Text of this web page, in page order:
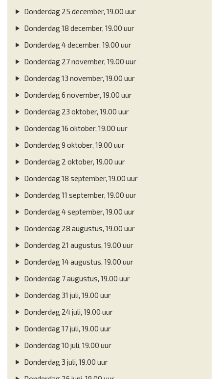
Donderdag 25 december, 19.00 uur
Donderdag 18 december, 19.00 uur
Donderdag 4 december, 19.00 uur
Donderdag 27 november, 19.00 uur
Donderdag 13 november, 19.00 uur
Donderdag 6 november, 19.00 uur
Donderdag 23 oktober, 19.00 uur
Donderdag 16 oktober, 19.00 uur
Donderdag 9 oktober, 19.00 uur
Donderdag 2 oktober, 19.00 uur
Donderdag 18 september, 19.00 uur
Donderdag 11 september, 19.00 uur
Donderdag 4 september, 19.00 uur
Donderdag 28 augustus, 19.00 uur
Donderdag 21 augustus, 19.00 uur
Donderdag 14 augustus, 19.00 uur
Donderdag 7 augustus, 19.00 uur
Donderdag 31 juli, 19.00 uur
Donderdag 24 juli, 19.00 uur
Donderdag 17 juli, 19.00 uur
Donderdag 10 juli, 19.00 uur
Donderdag 3 juli, 19.00 uur